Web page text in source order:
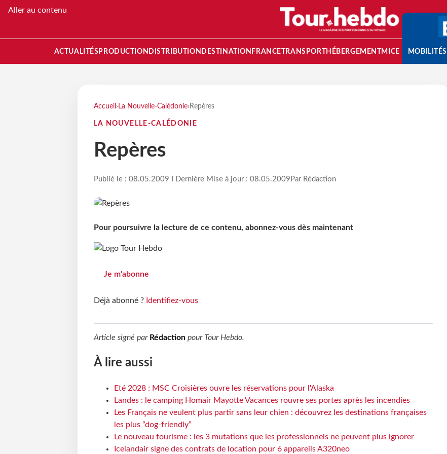
Aller au contenu
ACTUALITÉS PRODUCTION DISTRIBUTION DESTINATION FRANCETRANSPORT HÉBERGEMENTMICE MOBILITÉS
Accueil › La Nouvelle-Calédonie› Repères
LA NOUVELLE-CALÉDONIE
Repères
Publié le : 08.05.2009 I Dernière Mise à jour : 08.05.2009 Par Rédaction
Pour poursuivre la lecture de ce contenu, abonnez-vous dès maintenant
Je m'abonne
Déjà abonné ? Identifiez-vous
Article signé par Rédactionpour Tour Hebdo.
À lire aussi
Eté 2028 : MSC Croisières ouvre les réservations pour l'Alaska
Landes : le camping Homair Mayotte Vacances rouvre ses portes après les incendies
Les Français ne veulent plus partir sans leur chien : découvrez les destinations françaises
les plus “dog-friendly”
Le nouveau tourisme : les 3 mutations que les professionnels ne peuvent plus ignorer
Icelandair signe des contrats de location pour 6 appareils A320neo